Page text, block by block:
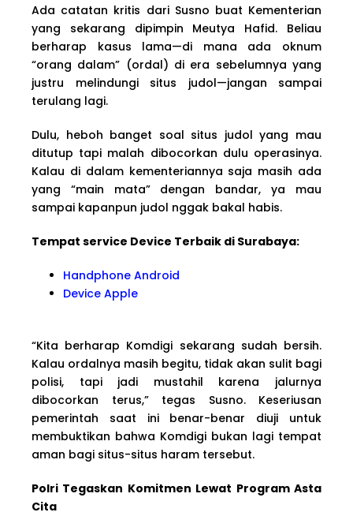
Ada catatan kritis dari Susno buat Kementerian
yang sekarang dipimpin Meutya Hafid. Beliau
berharap kasus lama—di mana ada oknum
“orang dalam” (ordal) di era sebelumnya yang
justru melindungi situs judol—jangan sampai
terulang lagi.
Dulu, heboh banget soal situs judol yang mau
ditutup tapi malah dibocorkan dulu operasinya.
Kalau di dalam kementeriannya saja masih ada
yang “main mata” dengan bandar, ya mau
sampai kapanpun judol nggak bakal habis.
Tempat service Device Terbaik di Surabaya:
Handphone Android
Device Apple
“Kita berharap Komdigi sekarang sudah bersih.
Kalau ordalnya masih begitu, tidak akan sulit bagi
polisi, tapi jadi mustahil karena jalurnya
dibocorkan terus,” tegas Susno. Keseriusan
pemerintah saat ini benar-benar diuji untuk
membuktikan bahwa Komdigi bukan lagi tempat
aman bagi situs-situs haram tersebut.
Polri Tegaskan Komitmen Lewat Program Asta
Cita